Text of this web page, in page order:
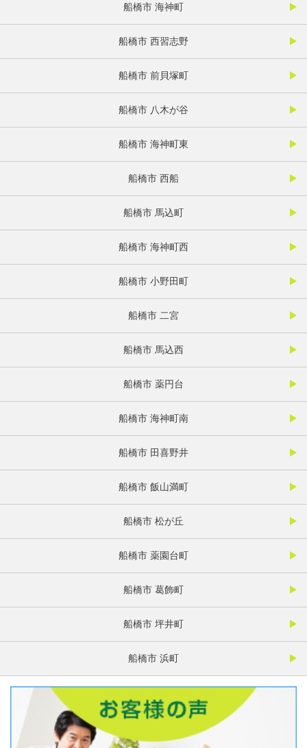
船橋市 海神町
船橋市 西習志野
船橋市 前貝塚町
船橋市 八木が谷
船橋市 海神町東
船橋市 西船
船橋市 馬込町
船橋市 海神町西
船橋市 小野田町
船橋市 二宮
船橋市 馬込西
船橋市 薬円台
船橋市 海神町南
船橋市 田喜野井
船橋市 飯山満町
船橋市 松が丘
船橋市 薬園台町
船橋市 葛飾町
船橋市 坪井町
船橋市 浜町